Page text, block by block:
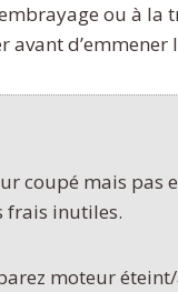
ou à la
d’emmener
coupé mais pas
frais inutiles.
moteur